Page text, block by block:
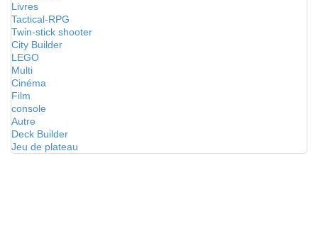
Livres
Tactical-RPG
Twin-stick shooter
City Builder
LEGO
Multi
Cinéma
Film
console
Autre
Deck Builder
Jeu de plateau